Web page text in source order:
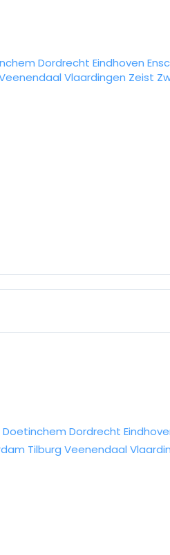
Dordrecht Eindhoven
Vlaardingen Zeist
Doetinchem Dordrecht
Tilburg Veenendaal